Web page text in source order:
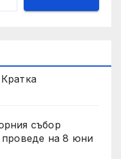
събор
проведе на 8 юни